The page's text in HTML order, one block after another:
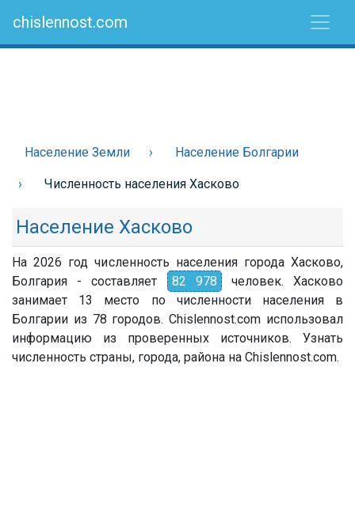
chislennost.com
Население Земли Население Болгарии
Численность населения Хасково
Население Хасково
На 2026 год численность населения города Хасково,
Болгария - составляет
82 978 человек. Хасково
занимает 13 место по численности населения в
Болгарии из 78 городов. Chislennost.com использовал
информацию из проверенных источников. Узнать
численность страны, города, района на Chislennost.com.